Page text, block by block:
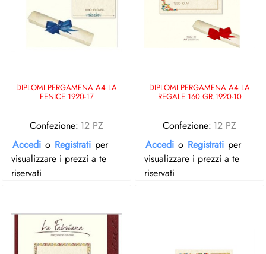
DIPLOMI PERGAMENA A4 LA
FENICE 1920-17
Confezione: 12 PZ
Accedi o Registrati per
visualizzare i prezzi a te
riservati
DIPLOMI PERGAMENA A4 LA
REGALE 160 GR.1920-10
Confezione: 12 PZ
Accedi o Registrati per
visualizzare i prezzi a te
riservati